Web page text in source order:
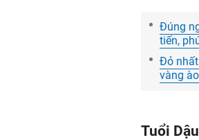
Đúng
tiến,
Đỏ
vàng
Tuổi Dậu